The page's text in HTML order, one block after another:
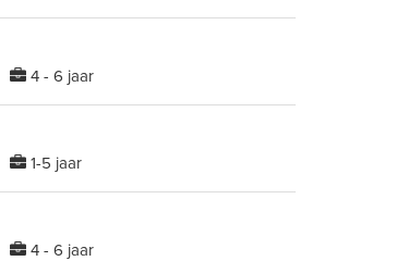
4 - 6 jaar
1-5 jaar
4 - 6 jaar